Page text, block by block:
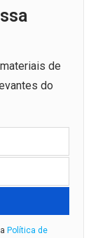
de
do
Política de